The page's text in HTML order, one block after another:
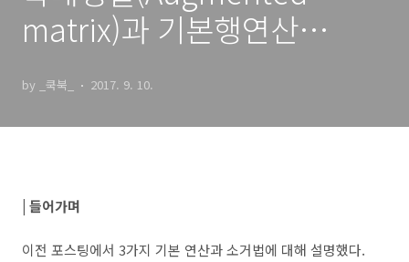
matrix)과 기본행연산
operation) 그리고 기호 이
해 - 선형대수 2강 :: Data 쿡
by _쿡북_ 2017. 9. 10.
| 들어가며
이전 포스팅에서 3가지 기본 연산과 소거법에 대해 설명했다.